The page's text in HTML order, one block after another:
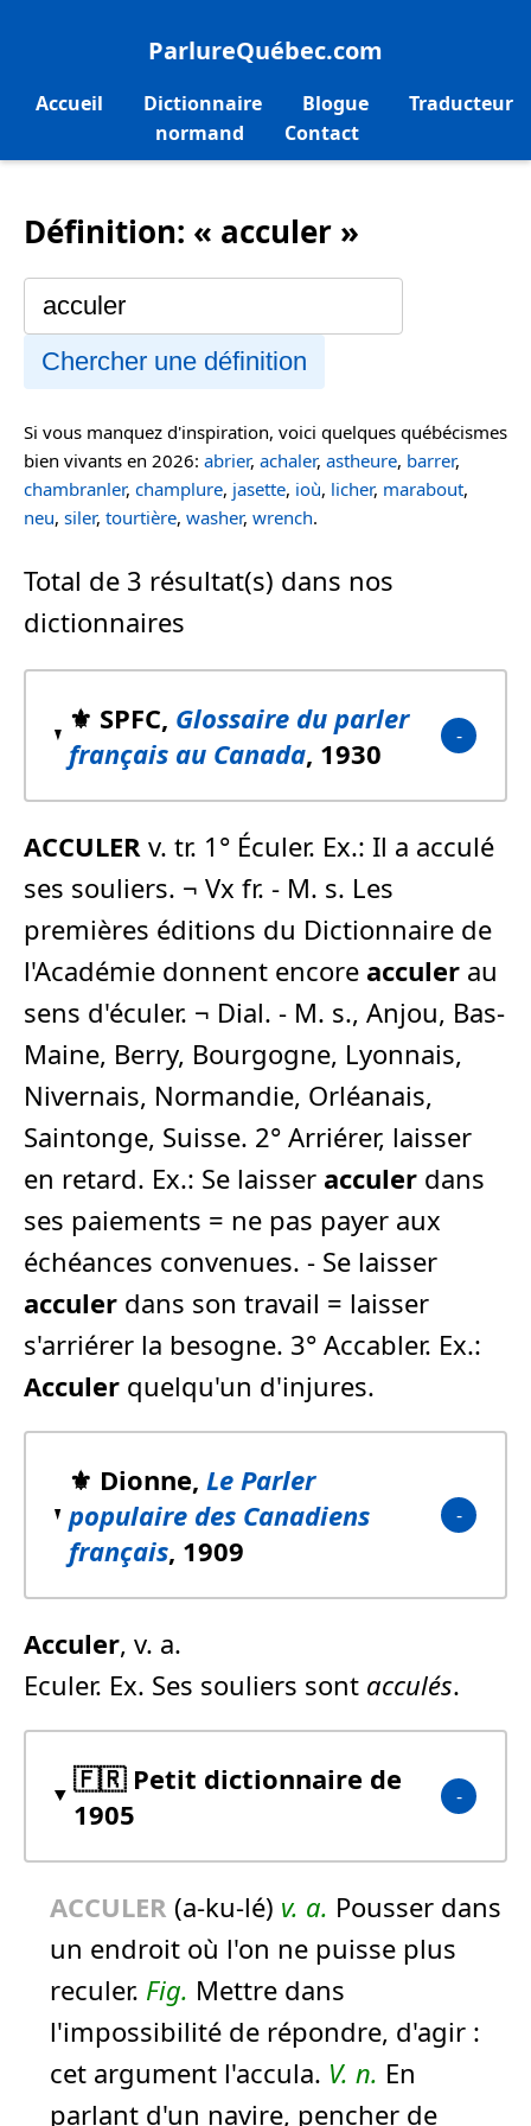
ParlureQuébec.com
Accueil Dictionnaire Blogue
Traducteur
normand
Contact
Définition: « acculer »
Chercher une définition
Si vous manquez d'inspiration, voici quelques québécismes
bien vivants en 2026: abrier, achaler, astheure, barrer,
chambranler, champlure, jasette, ioù, licher, marabout,
neu, siler, tourtière, washer, wrench.
Total de 3 résultat(s) dans nos
dictionnaires
⚜️ SPFC, Glossaire du parler
français au Canada, 1930
ACCULER v. tr. 1° Éculer. Ex.: Il a acculé
ses souliers. ¬ Vx fr. - M. s. Les
premières éditions du Dictionnaire de
l'Académie donnent encore acculer au
sens d'éculer. ¬ Dial. - M. s., Anjou, Bas-
Maine, Berry, Bourgogne, Lyonnais,
Nivernais, Normandie, Orléanais,
Saintonge, Suisse. 2° Arriérer, laisser
en retard. Ex.: Se laisser acculer dans
ses paiements = ne pas payer aux
échéances convenues. - Se laisser
acculer dans son travail = laisser
s'arriérer la besogne. 3° Accabler. Ex.:
Acculer quelqu'un d'injures.
⚜️ Dionne, Le Parler
populaire des Canadiens
français, 1909
Acculer, v. a.
Eculer. Ex. Ses souliers sont acculés.
🇫🇷 Petit dictionnaire de
1905
ACCULER (a-ku-lé) v. a. Pousser dans
un endroit où l'on ne puisse plus
reculer. Fig. Mettre dans
l'impossibilité de répondre, d'agir :
cet argument l'accula. V. n. En
parlant d'un navire, pencher de